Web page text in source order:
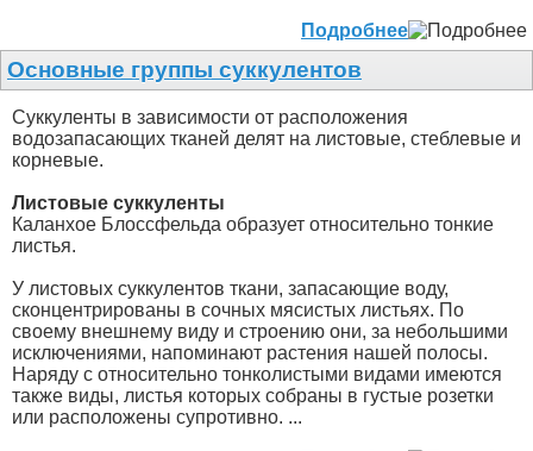
Подробнее
Основные группы суккулентов
Суккуленты в зависимости от расположения
водозапасающих тканей делят на листовые, стеблевые и
корневые.
Листовые суккуленты
Каланхое Блоссфельда образует относительно тонкие
листья.
У листовых суккулентов ткани, запасающие воду,
сконцентрированы в сочных мясистых листьях. По
своему внешнему виду и строению они, за небольшими
исключениями, напоминают растения нашей полосы.
Наряду с относительно тонколистыми видами имеются
также виды, листья которых собраны в густые розетки
или расположены супротивно. ...